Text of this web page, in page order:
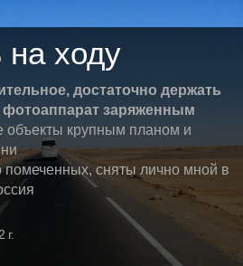
на ходу
достаточно держать
заряженным
объекты крупным планом и
помеченных, сняты лично мной в
г.